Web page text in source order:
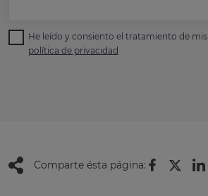
He leído y consiento el tratamiento de
política de privacidad
Comparte ésta página: